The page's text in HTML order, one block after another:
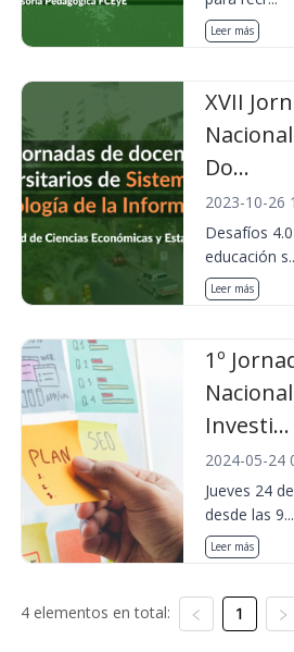
Leer más
XVII
Do...
2023-10-26
Desafíos
educación
Leer más
1º
Investi...
2024-05-24
Jueves 24
desde las 9...
Leer más
4 elementos en total: 1